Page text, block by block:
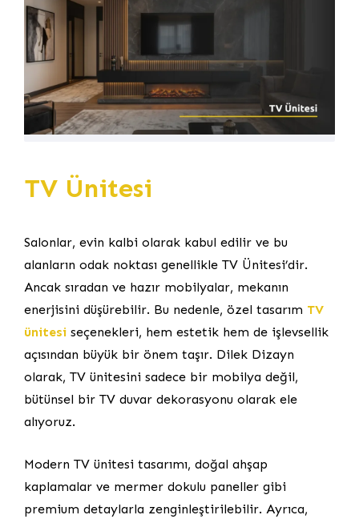
TV Ünitesi
Salonlar, evin kalbi olarak kabul edilir ve bu
alanların odak noktası genellikle TV Ünitesi’dir.
Ancak sıradan ve hazır mobilyalar, mekanın
enerjisini düşürebilir. Bu nedenle, özel tasarım TV
ünitesi seçenekleri, hem estetik hem de işlevsellik
açısından büyük bir önem taşır. Dilek Dizayn
olarak, TV ünitesini sadece bir mobilya değil,
bütünsel bir TV duvar dekorasyonu olarak ele
alıyoruz.
Modern TV ünitesi tasarımı, doğal ahşap
kaplamalar ve mermer dokulu paneller gibi
premium detaylarla zenginleştirilebilir. Ayrıca,